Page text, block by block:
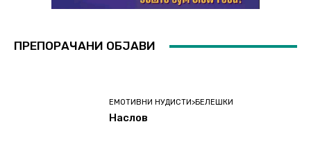
ПРЕПОРАЧАНИ ОБЈАВИ
ЕМОТИВНИ НУДИСТИ>БЕЛЕШКИ
Наслов